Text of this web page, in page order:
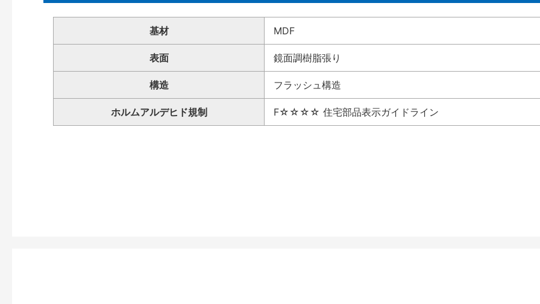
基材 MDF
表面 鏡面調樹脂張り
構造 フラッシュ構造
ホルムアルデヒド規制 F☆☆☆☆ 住宅部品表示ガイドライン